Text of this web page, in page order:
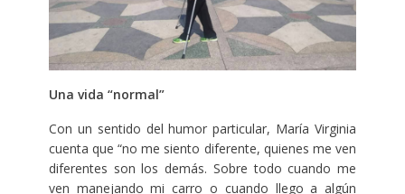
Una vida “normal”
Con un sentido del humor particular, María Virginia
cuenta que “no me siento diferente, quienes me ven
diferentes son los demás. Sobre todo cuando me
ven manejando mi carro o cuando llego a algún